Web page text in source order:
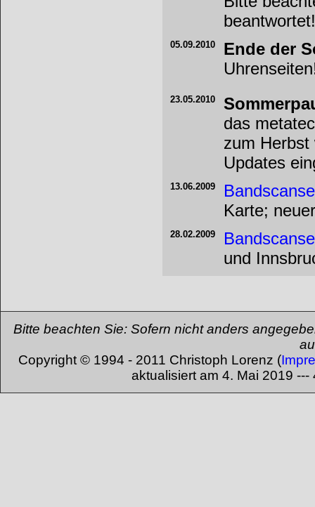
05.09.2010
Ende der
23.05.2010
das
zum Herbst
Updates
13.06.2009
Karte;
28.02.2009
und
Bitte beachten Sie: Sofern nicht anders
Copyright © 1994 - 2011 Christoph Lorenz (
aktualisiert am 4. Mai 2019